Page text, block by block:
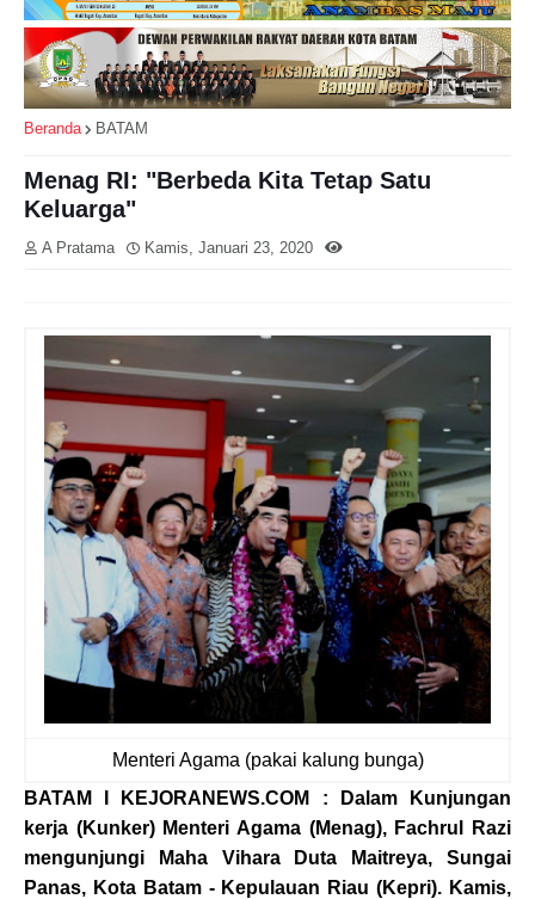
Beranda BATAM
Menag RI: "Berbeda Kita Tetap Satu
Keluarga"
A Pratama Kamis, Januari 23, 2020
Menteri Agama (pakai kalung bunga)
BATAM I KEJORANEWS.COM : Dalam Kunjungan
kerja (Kunker) Menteri Agama (Menag), Fachrul Razi
mengunjungi Maha Vihara Duta Maitreya, Sungai
Panas, Kota Batam - Kepulauan Riau (Kepri). Kamis,